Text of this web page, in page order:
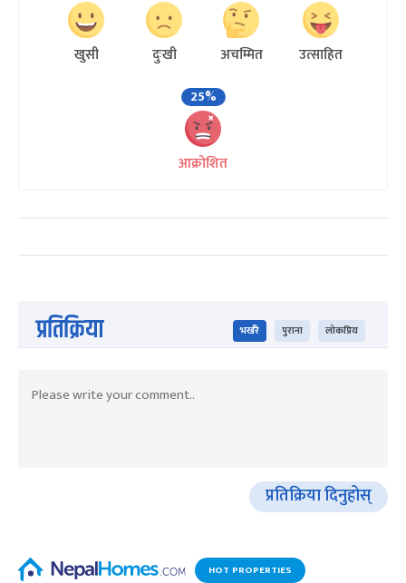
खुसी दुःखी अचम्मित
उत्साहित
25%
आक्रोशित
प्रतिक्रिया भर्खरै पुराना लोकप्रिय
प्रतिक्रिया दिनुहोस्
HOT PROPERTIES